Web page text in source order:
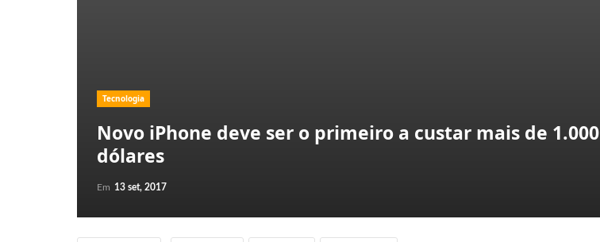
Tecnologia
Novo iPhone deve ser o primeiro a custar mais de 1.000
dólares
Em 13 set, 2017